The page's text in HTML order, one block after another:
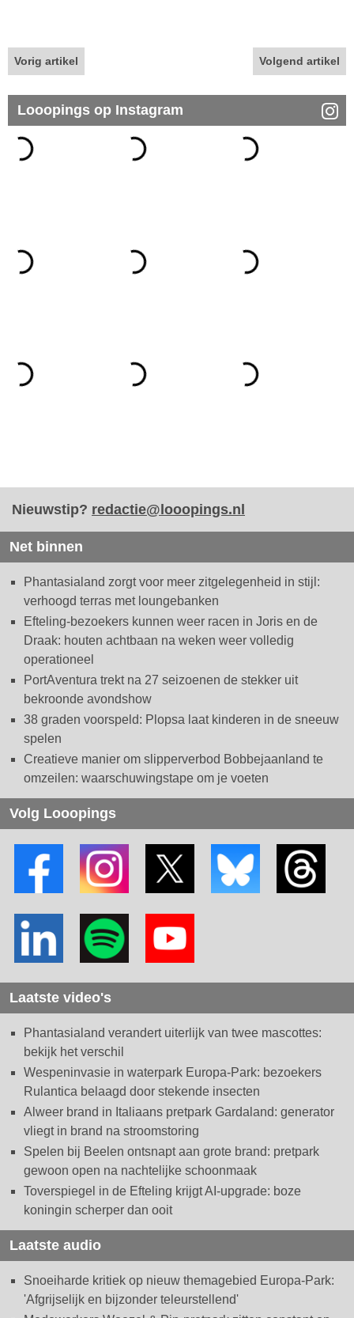
Vorig artikel Volgend artikel
Looopings op Instagram
Nieuwstip? redactie@looopings.nl
Net binnen
Phantasialand zorgt voor meer zitgelegenheid in stijl:
verhoogd terras met loungebanken
Efteling-bezoekers kunnen weer racen in Joris en de
Draak: houten achtbaan na weken weer volledig
operationeel
PortAventura trekt na 27 seizoenen de stekker uit
bekroonde avondshow
38 graden voorspeld: Plopsa laat kinderen in de sneeuw
spelen
Creatieve manier om slipperverbod Bobbejaanland te
omzeilen: waarschuwingstape om je voeten
Volg Looopings
Laatste video's
Phantasialand verandert uiterlijk van twee mascottes:
bekijk het verschil
Wespeninvasie in waterpark Europa-Park: bezoekers
Rulantica belaagd door stekende insecten
Alweer brand in Italiaans pretpark Gardaland: generator
vliegt in brand na stroomstoring
Spelen bij Beelen ontsnapt aan grote brand: pretpark
gewoon open na nachtelijke schoonmaak
Toverspiegel in de Efteling krijgt AI-upgrade: boze
koningin scherper dan ooit
Laatste audio
Snoeiharde kritiek op nieuw themagebied Europa-Park:
'Afgrijselijk en bijzonder teleurstellend'